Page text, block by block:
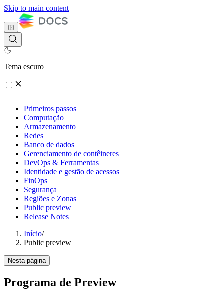
Skip to main content
Tema escuro
Primeiros passos
Computação
Armazenamento
Redes
Banco de dados
Gerenciamento de contêineres
DevOps & Ferramentas
Identidade e gestão de acessos
FinOps
Segurança
Regiões e Zonas
Public preview
Release Notes
Início/
Public preview
Nesta página
Programa de Preview